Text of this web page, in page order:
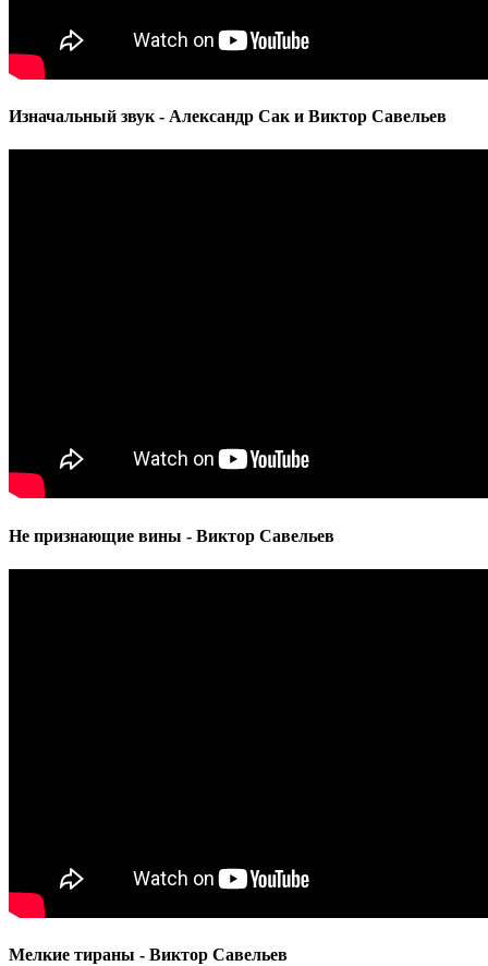
Изначальный звук - Александр Сак и Виктор Савельев
Не признающие вины - Виктор Савельев
Мелкие тираны - Виктор Савельев